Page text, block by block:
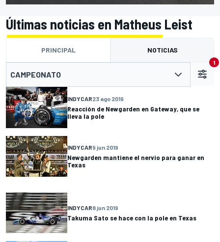
Últimas noticias en Matheus Leist
PRINCIPAL NOTICIAS
CAMPEONATO
1
INDYCAR23 ago 2019
Reacción de Newgarden en Gateway, que se
lleva la pole
INDYCAR9 jun 2019
Newgarden mantiene el nervio para ganar en
Texas
INDYCAR8 jun 2019
Takuma Sato se hace con la pole en Texas